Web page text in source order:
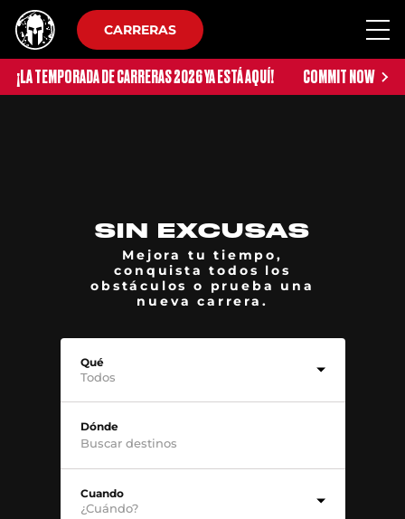
CARRERAS
¡LA TEMPORADA DE CARRERAS 2026 YA ESTÁ AQUÍ! COMMIT NOW
SIN EXCUSAS
Mejora tu tiempo,
conquista todos los
obstáculos o prueba una
nueva carrera.
Qué
Todos
Dónde
Cuando
¿Cuándo?